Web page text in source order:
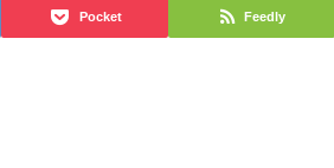
Pocket Feedly